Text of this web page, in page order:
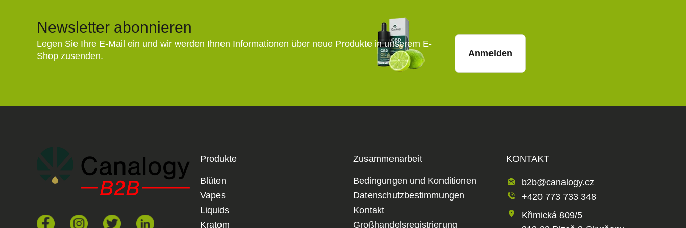
Newsletter abonnieren
Legen Sie Ihre E-Mail ein und wir werden Ihnen Informationen über neue Produkte in unserem E-
Shop zusenden.
Anmelden
Produkte
Blüten
Vapes
Liquids
Kratom
Zusammenarbeit
Bedingungen und Konditionen
Datenschutzbestimmungen
Kontakt
Großhandelsregistrierung
KONTAKT
b2b@canalogy.cz
+420 773 733 348
Křimická 809/5